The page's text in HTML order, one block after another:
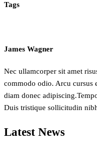
Tags
James Wagner
Nec ullamcorper sit amet
commodo odio. Arcu cursus
diam donec
Duis tristique sollicitudin
Latest News